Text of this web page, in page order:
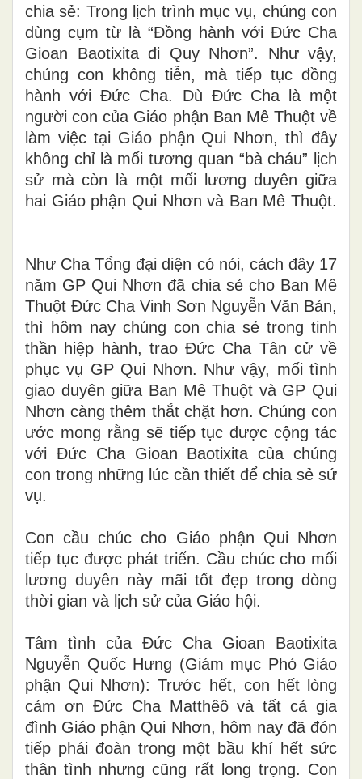
chia sẻ: Trong lịch trình mục vụ, chúng con
dùng cụm từ là “Đồng hành với Đức Cha
Gioan Baotixita đi Quy Nhơn”. Như vậy,
chúng con không tiễn, mà tiếp tục đồng
hành với Đức Cha. Dù Đức Cha là một
người con của Giáo phận Ban Mê Thuột về
làm việc tại Giáo phận Qui Nhơn, thì đây
không chỉ là mối tương quan “bà cháu” lịch
sử mà còn là một mối lương duyên giữa
hai Giáo phận Qui Nhơn và Ban Mê Thuột.
Như Cha Tổng đại diện có nói, cách đây 17
năm GP Qui Nhơn đã chia sẻ cho Ban Mê
Thuột Đức Cha Vinh Sơn Nguyễn Văn Bản,
thì hôm nay chúng con chia sẻ trong tinh
thần hiệp hành, trao Đức Cha Tân cử về
phục vụ GP Qui Nhơn. Như vậy, mối tình
giao duyên giữa Ban Mê Thuột và GP Qui
Nhơn càng thêm thắt chặt hơn. Chúng con
ước mong rằng sẽ tiếp tục được cộng tác
với Đức Cha Gioan Baotixita của chúng
con trong những lúc cần thiết để chia sẻ sứ
vụ.
Con cầu chúc cho Giáo phận Qui Nhơn
tiếp tục được phát triển. Cầu chúc cho mối
lương duyên này mãi tốt đẹp trong dòng
thời gian và lịch sử của Giáo hội.
Tâm tình của Đức Cha Gioan Baotixita
Nguyễn Quốc Hưng (Giám mục Phó Giáo
phận Qui Nhơn): Trước hết, con hết lòng
cảm ơn Đức Cha Matthêô và tất cả gia
đình Giáo phận Qui Nhơn, hôm nay đã đón
tiếp phái đoàn trong một bầu khí hết sức
thân tình nhưng cũng rất long trọng. Con